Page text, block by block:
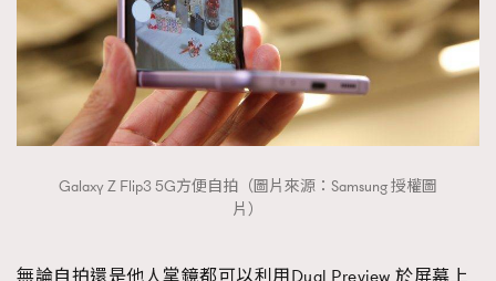
Galaxy Z Flip3 5G方便自拍（圖片來源：Samsung 授權圖
片）
無論自拍還是他人掌鏡都可以利用Dual Preview 於屏幕上